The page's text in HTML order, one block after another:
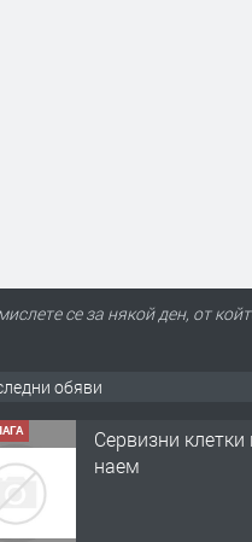
се за някой ден, от
обяви
Сервизни клетки
наем